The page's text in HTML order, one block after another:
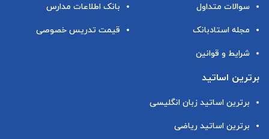
سوالات متداول
مجله استادبانک
شرایط و قوانین
بانک اطلاعات مدارس
قیمت تدریس خصوصی
برترین اساتید
برترین اساتید زبان انگلیسی
برترین اساتید ریاضی